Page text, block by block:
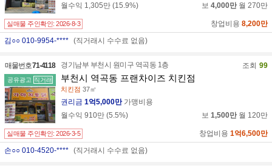
월수익 1,305만 (15.9%) 보 4,000만 월 270만
실매물 주인확인: 2026-8-3 창업비용 8,200만
김○○ 010-9954-**** (직거래시 수수료 없음)
매물번호71-4118
공유광고 직거래
경기남부 부천시 원미구 역곡동 1층 조회 99
부천시 역곡동 프랜차이즈 치킨점
치킨점 37㎡
권리금 1억5,000만 가맹비용
월수익 910만 (5.5%) 보 1,500만 월 120만
실매물 주인확인: 2026-3-5 창업비용 1억6,500만
손○○ 010-4520-**** (직거래시 수수료 없음)